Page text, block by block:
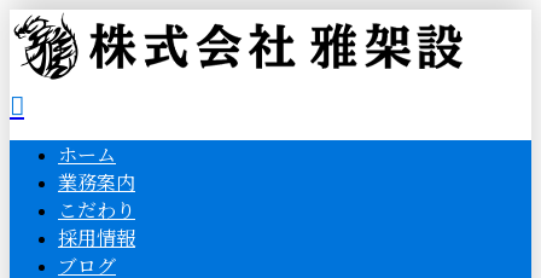
ホーム
業務案内
こだわり
採用情報
ブログ